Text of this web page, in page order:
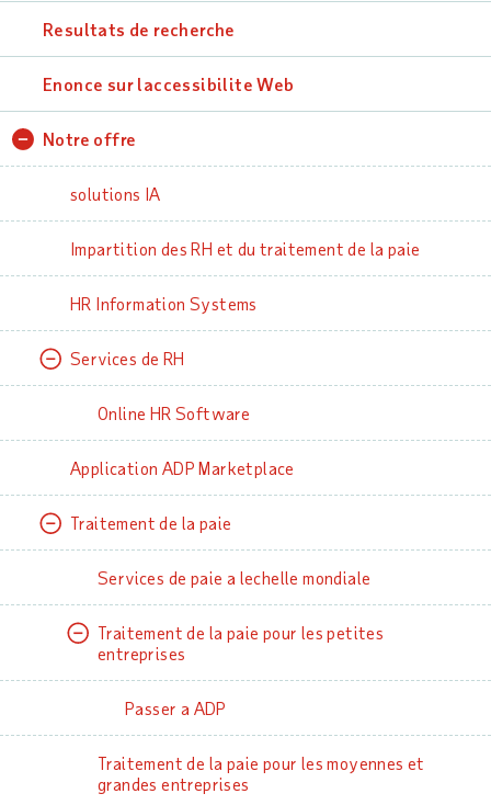
Resultats de recherche
Enonce sur laccessibilite Web
Notre offre
solutions IA
Impartition des RH et du traitement de la paie
HR Information Systems
Services de RH
Online HR Software
Application ADP Marketplace
Traitement de la paie
Services de paie a lechelle mondiale
Traitement de la paie pour les petites
entreprises
Passer a ADP
Traitement de la paie pour les moyennes et
grandes entreprises